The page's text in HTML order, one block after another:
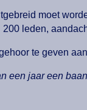
moet
leden,
te geven
een jaar een